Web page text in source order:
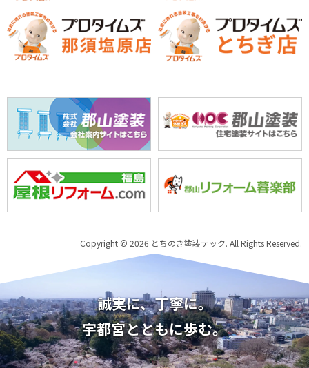
Copyright © 2026 とちのき塗装テック. All Rights Reserved.
誠実に、丁寧に。
宇都宮とともに歩む。